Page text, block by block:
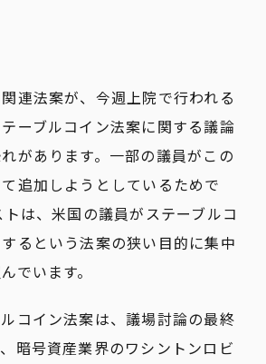
連法案が、今週上院で行われる
ーブルコイン法案に関する議論
があります。一部の議員がこの
追加しようとしているためで
は、米国の議員がステーブルコ
るという法案の狭い目的に集中
でいます。
コイン法案は、議場討論の最終
暗号資産業界のワシントンロビ